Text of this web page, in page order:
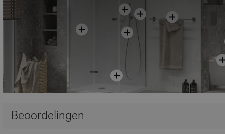
Beoordelingen